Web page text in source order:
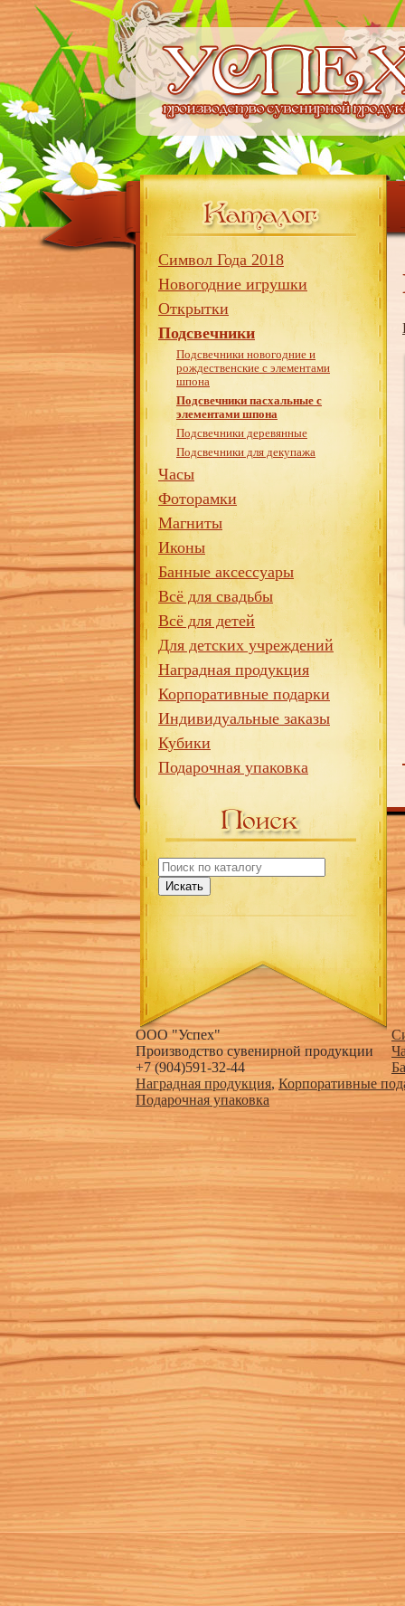
Символ Года 2018
Новогодние игрушки
Открытки
Подсвечники
Подсвечники новогодние и
рождественские с элементами
шпона
Подсвечники пасхальные с
элементами шпона
Подсвечники деревянные
Подсвечники для декупажа
Часы
Фоторамки
Магниты
Иконы
Банные аксессуары
Всё для свадьбы
Всё для детей
Для детских учреждений
Наградная продукция
Корпоративные подарки
Индивидуальные заказы
Кубики
Подарочная упаковка
Искать
ООО "Успех"
Производство сувенирной продукции
+7 (904)591-32-44
Наградная продукция, Корпоративные
Подарочная упаковка